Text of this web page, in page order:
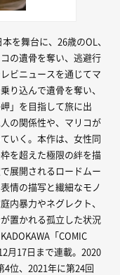
を舞台に、26歳のOL、
の遺骨を奪い、逃避行
ビニュースを通じてマ
り込んで遺骨を奪い、
」を目指して旅に出
の関係性や、マリコが
いく。本作は、女性同
を超えた極限の絆を描
展開されるロードムー
情の描写と繊細なモノ
内暴力やネグレクト、
置かれる孤立した状況
「COMIC
月17日まで連載。2020
位、2021年に第24回